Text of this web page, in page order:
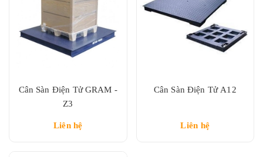
Cân Sàn Điện Tử GRAM -
Z3
Liên hệ
Cân Sàn Điện Tử A12
Liên hệ